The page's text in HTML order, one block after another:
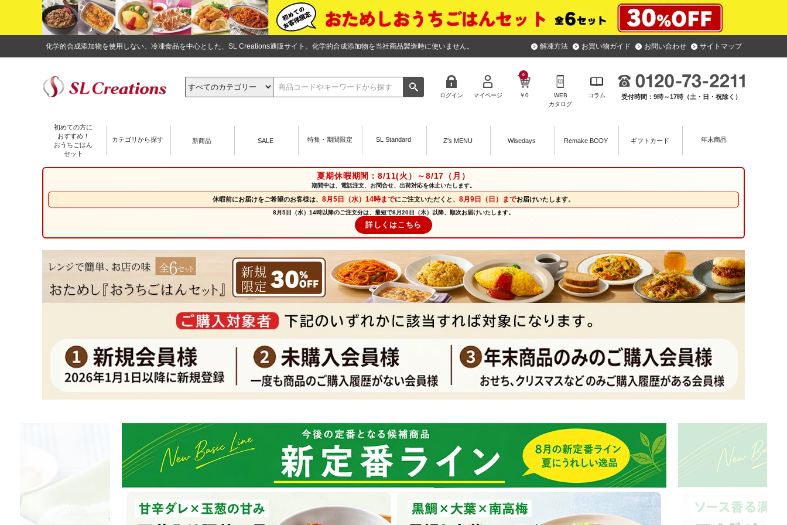
化学的合成添加物を使用しない、冷凍食品を中心とした、SL Creations通販サイト。化学的合成添加物を当社商品製造時に使いません。 解凍方法 お買い物ガイド お問い合わせ サイトマップ
受付時間：9時～17時（土・日・祝除く）
ログイン マイページ ￥0
0
WEB
カタログ
コラム
初めての方に
おすすめ！
おうちごはん
セット
カテゴリから探す 新商品 SALE 特集・期間限定 SL Standard Z's MENU Wisedays Remake BODY ギフトカード 年末商品
夏期休暇期間：8/11(火）～8/17（月）
期間中は、電話注文、お問合せ、出荷対応を休止いたします。
休暇前にお届けをご希望のお客様は、 8月5日（水）14時までにご注文いただくと、 8月9日（日）までお届けいたします。
8月5日（水）14時以降のご注文分は、最短で8月20日（木）以降、順次お届けいたします。
詳しくはこちら